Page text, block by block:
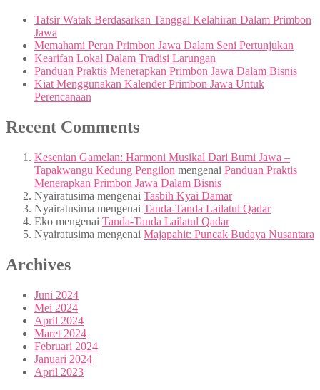
Tafsir Watak Berdasarkan Tanggal Kelahiran Dalam Primbon
Jawa
Memahami Peran Primbon Jawa Dalam Seni Pertunjukan
Kearifan Lokal Dalam Tradisi Larungan
Panduan Praktis Menerapkan Primbon Jawa Dalam Bisnis
Kiat Menggunakan Kalender Primbon Jawa Untuk
Perencanaan
Recent Comments
Kesenian Gamelan: Harmoni Musikal Dari Bumi Jawa –
Tapakwangu Kedung Pengilon mengenai Panduan Praktis
Menerapkan Primbon Jawa Dalam Bisnis
Nyairatusima mengenai Tasbih Kyai Damar
Nyairatusima mengenai Tanda-Tanda Lailatul Qadar
Eko mengenai Tanda-Tanda Lailatul Qadar
Nyairatusima mengenai Majapahit: Puncak Budaya Nusantara
Archives
Juni 2024
Mei 2024
April 2024
Maret 2024
Februari 2024
Januari 2024
April 2023